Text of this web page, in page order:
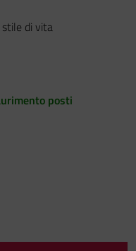
di vita
posti